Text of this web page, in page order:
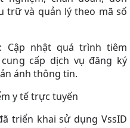
trữ và quản lý theo mã số
Cập nhật quá trình tiêm
cấp dịch vụ đăng ký
ánh thông tin.
y tế trực tuyến
triển khai sử dụng VssID